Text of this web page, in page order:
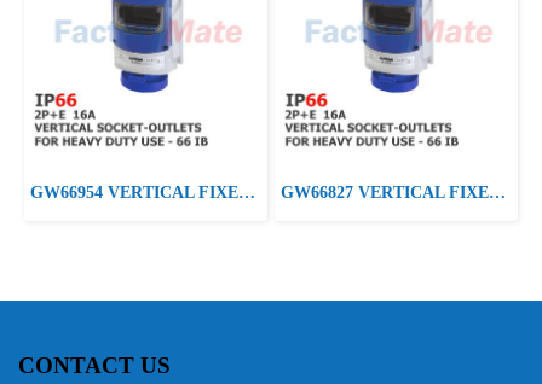
GW66954 VERTICAL FIXED INTERLOCKED SOCKET OUTLET - WITH BOTTOM - WITH FUSE-HOLDER BASE - 2P+E 16A 200-250V-50/60HZ 6H - IP66 GW66827 VERTICAL FIXED INTERLOCKED SOCKET OUTLET - WITHOUT BOTTOM - FOR MOUNTING MODULAR DEVICES - FOR HEAVY-DUTY USE - 2P+E 16A 200-250V-50/60HZ 6HP66
CONTACT US